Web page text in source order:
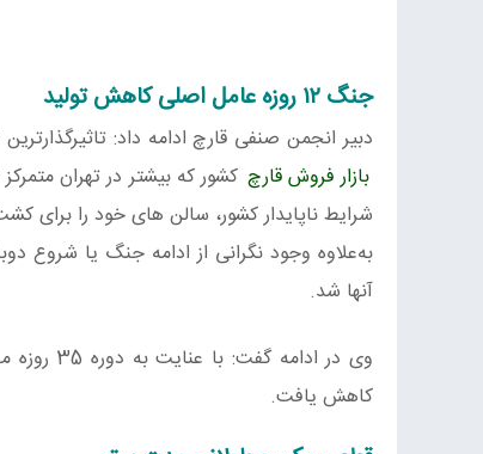
جنگ ۱۲ روزه عامل اصلی کاهش تولید
دبیر انجمن صنفی قارچ ادامه داد:
بازار فروش قارچ کشور که بیشتر در تهران
شرایط ناپایدار کشور، سالن های خود را برای
به‌علاوه وجود نگرانی از ادامه جنگ یا
آنها شد.
وی در
کاهش یافت.